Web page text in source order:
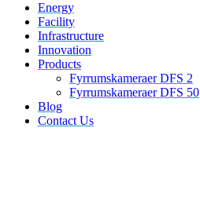
Energy
Facility
Infrastructure
Innovation
Products
Fyrrumskameraer DFS 2
Fyrrumskameraer DFS 50
Blog
Contact Us